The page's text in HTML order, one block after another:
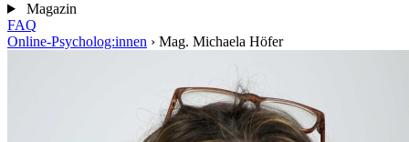
Magazin
FAQ
Online-Psycholog:innen › Mag. Michaela Höfer